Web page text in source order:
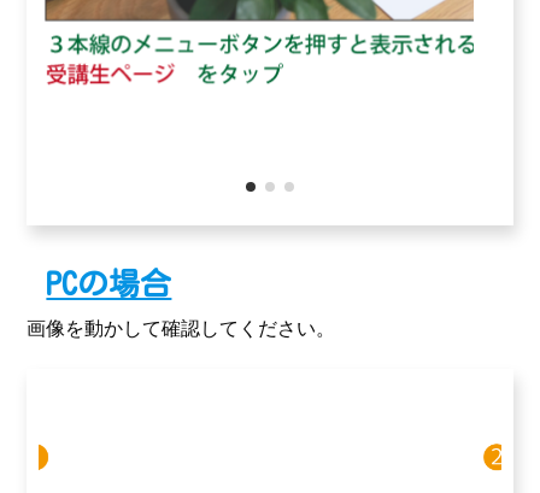
PCの場合
画像を動かして確認してください。